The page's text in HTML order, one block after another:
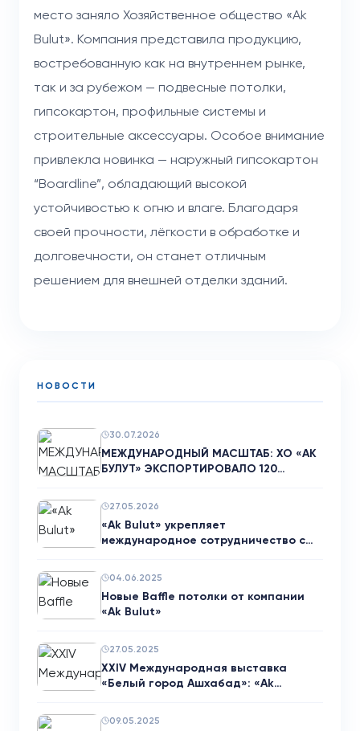
место заняло Хозяйственное общество «Ak
Bulut». Компания представила продукцию,
востребованную как на внутреннем рынке,
так и за рубежом — подвесные потолки,
гипсокартон, профильные системы и
строительные аксессуары. Особое внимание
привлекла новинка — наружный гипсокартон
“Boardline”, обладающий высокой
устойчивостью к огню и влаге. Благодаря
своей прочности, лёгкости в обработке и
долговечности, он станет отличным
решением для внешней отделки зданий.
НОВОСТИ
30.07.2026
МЕЖДУНАРОДНЫЙ МАСШТАБ: ХО «АК
БУЛУТ» ЭКСПОРТИРОВАЛО 120…
27.05.2026
«Ak Bulut» укрепляет
международное сотрудничество с
04.06.2025
Новые Baffle потолки от компании
«Ak Bulut»
27.05.2025
XXIV Международная выставка
«Белый город Ашхабад»: «Ak…
09.05.2025